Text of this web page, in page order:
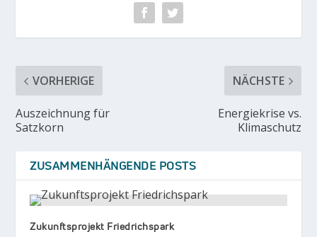
VORHERIGE
Auszeichnung für
Satzkorn
NÄCHSTE
Energiekrise vs.
Klimaschutz
ZUSAMMENHÄNGENDE POSTS
Zukunftsprojekt Friedrichspark